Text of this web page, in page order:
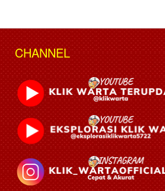
CHANNEL